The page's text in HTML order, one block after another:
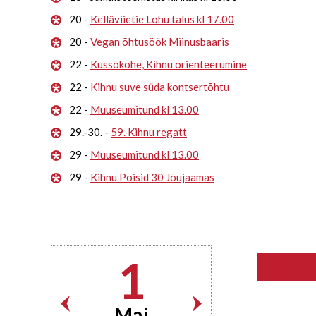
20 - Kelläviietie Lohu talus kl 17.00
20 - Vegan õhtusöök Miinusbaaris
22 - Kussõkohe, Kihnu orienteerumine
22 - Kihnu suve süda kontsertõhtu
22 - Muuseumitund kl 13.00
29.-30. - 59. Kihnu regatt
29 - Muuseumitund kl 13.00
29 - Kihnu Poisid 30 Jõujaamas
1